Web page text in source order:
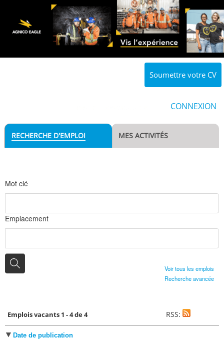
Soumettre votre CV
CONNEXION
RECHERCHE D'EMPLOI MES ACTIVITÉS
Mot clé
Emplacement
Voir tous les emplois
Recherche avancée
Emplois vacants 1 - 4 de 4 RSS:
Date de publication